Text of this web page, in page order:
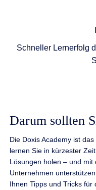
Schneller Lernerfolg
Darum sollten
Die Doxis Academy ist
lernen Sie in kürzester
Lösungen holen – und
Unternehmen
Ihnen Tipps und Tricks für